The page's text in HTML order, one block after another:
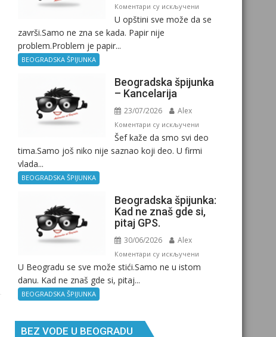
Коментари су искљученина
Beogradska
U opštini sve može da se
završi.Samo ne zna se kada. Papir nije
problem.Problem je papir...
BEOGRADSKA ŠPIJUNKA
Beogradska špijunka
– Kancelarija
23/07/2026 Alex
Коментари су искљученина
Beogradska
špijunka
Šef kaže da smo svi deo
tima.Samo još niko nije saznao koji deo. U firmi
vlada...
BEOGRADSKA ŠPIJUNKA
Beogradska špijunka:
Kad ne znaš gde si,
pitaj GPS.
30/06/2026 Alex
Коментари су искљученина
Beogradska
U Beogradu se sve može stići.Samo ne u istom
danu. Kad ne znaš gde si, pitaj...
BEOGRADSKA ŠPIJUNKA
BEZ VODE U BEOGRADU